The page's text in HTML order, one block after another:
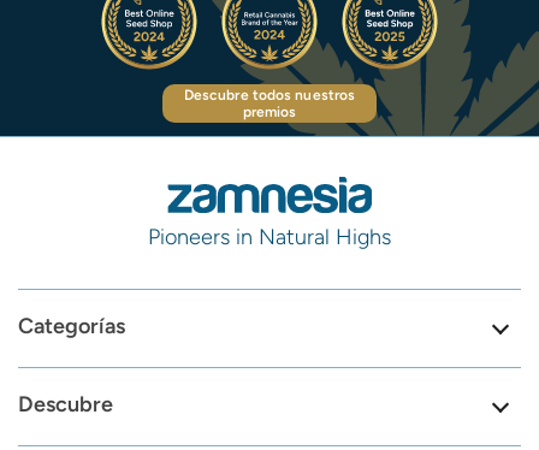
Descubre todos nuestros
premios
Pioneers in Natural Highs
Categorías
Descubre